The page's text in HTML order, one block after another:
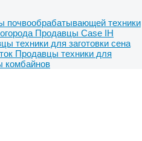
почвообрабатывающей техники
Продавцы Case IH
техники для заготовки сена
Продавцы техники для
комбайнов